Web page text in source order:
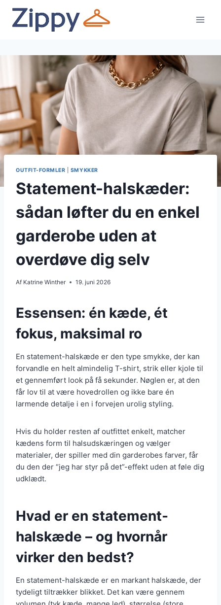
indhold
OUTFIT-FORMLER SMYKKER
Statement-halskæder:
sådan løfter du en enkel
garderobe uden at
overdøve dig selv
Af Katrine Winther 19. juni 2026
Essensen: én kæde, ét
fokus, maksimal ro
En statement-halskæde er den type smykke, der kan
forvandle en helt almindelig T-shirt, strik eller kjole til
et gennemført look på få sekunder. Nøglen er, at den
får lov til at være hovedrollen og ikke bare én
larmende detalje i en i forvejen urolig styling.
Hvis du holder resten af outfittet enkelt, matcher
kædens form til halsudskæringen og vælger
materialer, der spiller med din garderobes farver, får
du den der “jeg har styr på det”-effekt uden at føle dig
udklædt.
Hvad er en statement-
halskæde – og hvornår
virker den bedst?
En statement-halskæde er en markant halskæde, der
tydeligt tiltrækker blikket. Det kan være gennem